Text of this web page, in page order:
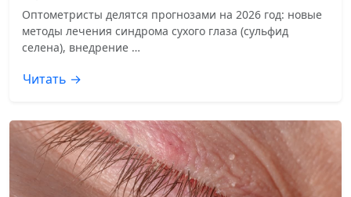
Оптометристы делятся прогнозами на 2026 год: новые
методы лечения синдрома сухого глаза (сульфид
селена), внедрение …
Читать →